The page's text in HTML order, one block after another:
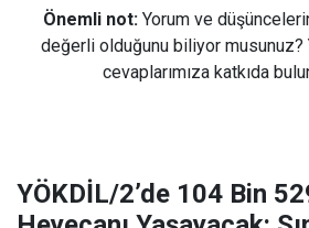
Önemli not: Yorum ve
değerli olduğunu biliyor musunuz?
cevaplarımıza katkıda
YÖKDİL/2’de 104 Bin